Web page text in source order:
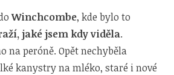
Winchcombe, kde bylo to
jaké jsem kdy viděla.
na peróně. Opět nechyběla
kanystry na mléko, staré i nové